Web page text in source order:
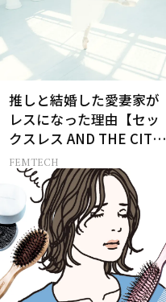
推しと結婚した愛妻家が
レスになった理由【セッ
クスレス AND THE CITY -
女たちの告白-】
FEMTECH